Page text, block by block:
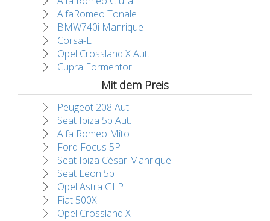
AlfaRomeo Tonale
BMW740i Manrique
Corsa-E
Opel Crossland X Aut.
Cupra Formentor
Mit dem Preis
Peugeot 208 Aut.
Seat Ibiza 5p Aut.
Alfa Romeo Mito
Ford Focus 5P
Seat Ibiza César Manrique
Seat Leon 5p
Opel Astra GLP
Fiat 500X
Opel Crossland X